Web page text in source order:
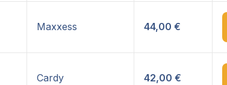
Maxxess 44,00 €
Cardy 42,00 €